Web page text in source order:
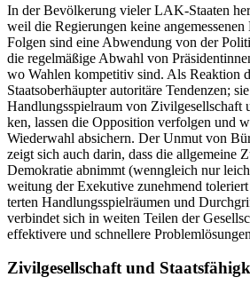
In der Bevölkerung vieler LAK-Staaten
weil die Regie­rungen keine angemessenen
Folgen sind eine Abwendung von der
die regel­mäßi­ge Abwahl von
wo Wahlen kom­petitiv sind. Als Reaktion
Staatsoberhäupter autoritäre Tenden­zen;
Handlungsspielraum von Zivilgesellschaft
ken, lassen die Opposition verfolgen und
Wiederwahl ab­sichern. Der Unmut von
zeigt sich auch darin, dass die all­gemeine
Demokratie ab­nimmt (wenngleich nur
weitung der Exekutive zu­nehmend
terten Handlungs­spielräumen und
verbindet sich in wei­ten Teilen der
effektivere und schnellere
Zivilgesellschaft und